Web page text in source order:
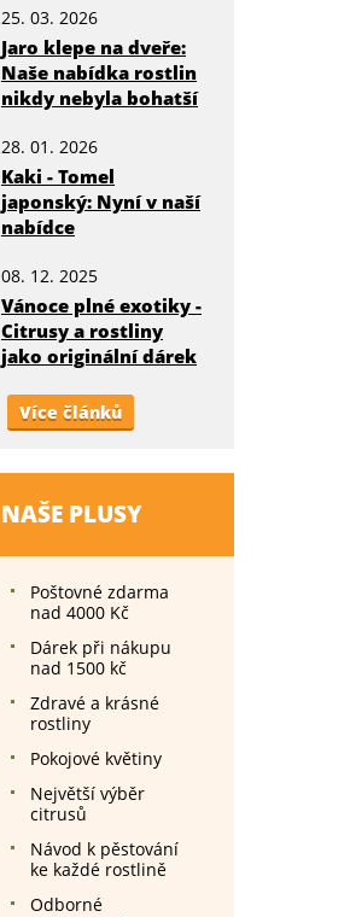
25. 03. 2026
Jaro klepe na dveře:
Naše nabídka rostlin
nikdy nebyla bohatší
28. 01. 2026
Kaki - Tomel
japonský: Nyní v naší
nabídce
08. 12. 2025
Vánoce plné exotiky -
Citrusy a rostliny
jako originální dárek
Více článků
NAŠE PLUSY
Poštovné zdarma
nad 4000 Kč
Dárek při nákupu
nad 1500 kč
Zdravé a krásné
rostliny
Pokojové květiny
Největší výběr
citrusů
Návod k pěstování
ke každé rostlině
Odborné